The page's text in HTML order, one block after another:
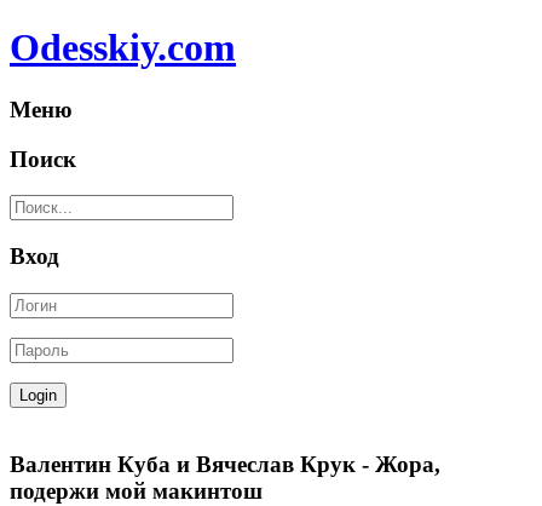
Odesskiy.com
Меню
Поиск
Вход
Валентин Куба и Вячеслав Крук - Жора,
подержи мой макинтош